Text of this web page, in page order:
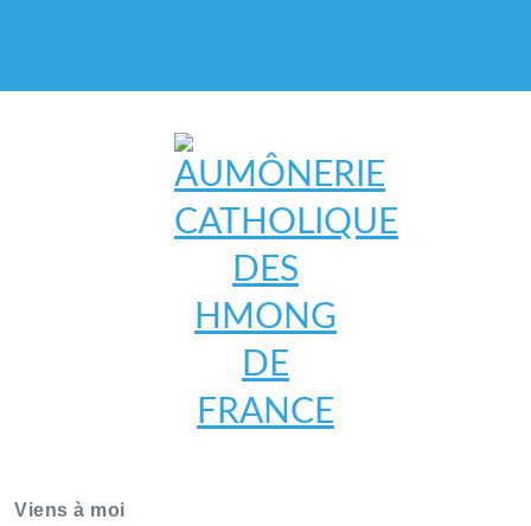
DES HMONG DE FRANCE
Viens à moi